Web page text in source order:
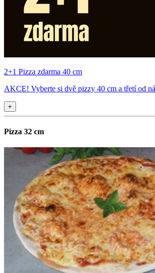
2+1 Pizza zdarma 40 cm
AKCE! Vyberte si dvě pizzy 40 cm a třetí od
+
Pizza 32 cm